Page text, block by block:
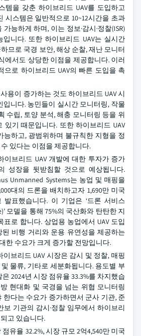
템을 갖춘 하이브리드 UAV를 도입하고
시스템은 일반적으로 10~12시간을 초과
능하게 하며, 이는 정보·감시·정찰(ISR)
니다. 또한 하이브리드 UAV는 실시간
므로 국경 보안, 해상 순찰, 재난 모니터
에서도 상당한 이점을 제공합니다. 이러
으로 하이브리드 UAV의 빠른 도입을 촉
용이 증가하는 것도 하이브리드 UAV 시
입니다. 농민들이 실시간 모니터링, 작물
수립, 토양 분석, 해충 모니터링 등을 위
있기 때문입니다. 또한 하이브리드 UAV
능하고, 광범위하며 불규칙한 지형을 정
있다는 이점을 제공합니다.
이브리드 UAV 개발에 대한 투자가 증가
성장을 뒷받침할 것으로 예상됩니다.
Unmanned Systems는 농업 및 매핑을
대의 드론을 배치하고자 1,690만 미국
발표했습니다. 이 기업은 ‘드론 서비스
모델을 통해 75%의 국산화와 탄탄한 지
표로 합니다. 상업용 농업에서 UAV 도입
비행 거리와 운용 유연성을 제공하는
한 수요가 크게 증가할 전망입니다.
브리드 UAV 시장은 감시 및 정찰, 매핑
물류, 기타로 세분화됩니다. 용도별 부
2024년 시장 점유율 33.3%를 차지했습
현대화 및 국경을 넘는 위협 모니터링
한다는 수요가 증가하면서 군사 기관, 준
보 기관의 감시·정찰 임무에서 하이브리
고 있습니다.
유율 32.2%, 시장 규모 2억4,540만 미국